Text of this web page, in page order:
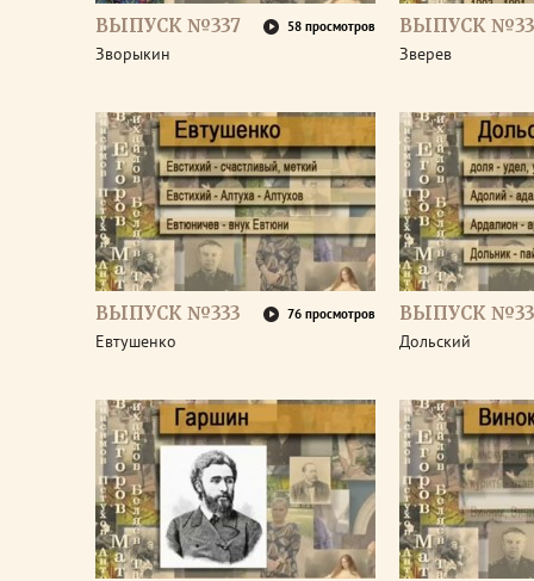
ВЫПУСК №337 58 просмотров
Зворыкин
ВЫПУСК
Зверев
ВЫПУСК №333 76 просмотров
Евтушенко
ВЫПУСК
Дольский